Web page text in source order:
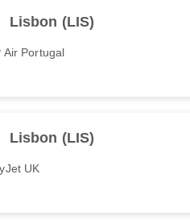
Lisbon (LIS)
Air Portugal
Lisbon (LIS)
UK